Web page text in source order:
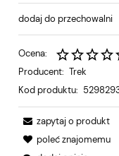
dodaj do przechowalni
Ocena:
Producent: Trek
Kod produktu:
zapytaj o produkt
poleć znajomemu